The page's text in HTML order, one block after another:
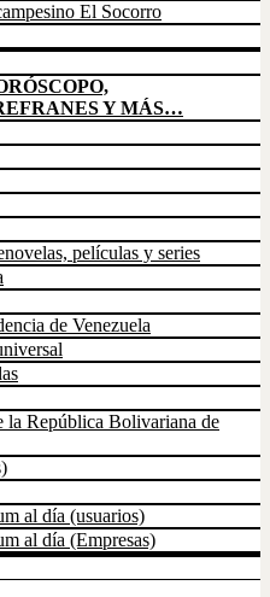
El Socorro
Y MÁS…
películas y series
de Venezuela
la República Bolivariana de
al día (usuarios)
al día (Empresas)